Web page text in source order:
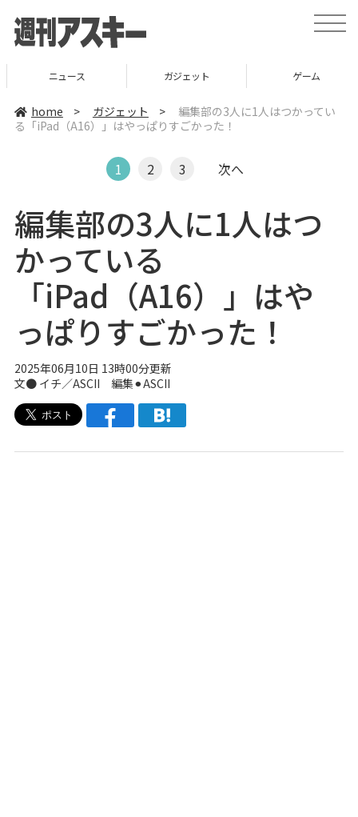
t
o
v
ニュース ガジェット ゲーム
home > ガジェット >
編集部の3人に1人はつかってい
る「iPad（A16）」はやっぱりすごかった！
1 2 3 次へ
編集部の3人に1人はつ
かっている
「iPad（A16）」はや
っぱりすごかった！
2025年06月10日 13時00分更新
文● イチ／ASCII 編集⚫︎ASCII